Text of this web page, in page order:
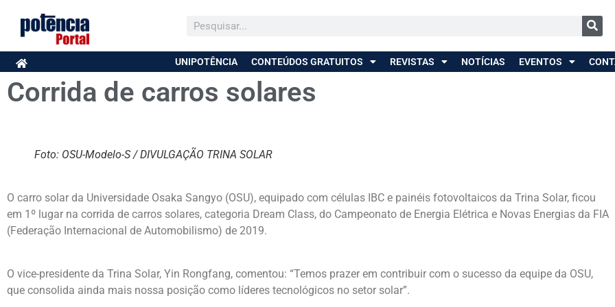
UNIPOTÊNCIA CONTEÚDOS GRATUITOS REVISTAS NOTÍCIAS EVENTOS
Corrida de carros solares
Foto: OSU-Modelo-S / DIVULGAÇÃO TRINA SOLAR
O carro solar da Universidade Osaka Sangyo (OSU), equipado com células IBC e painéis fotovoltaicos da Trina Solar, ficou
em 1º lugar na corrida de carros solares, categoria Dream Class, do Campeonato de Energia Elétrica e Novas Energias da FIA
(Federação Internacional de Automobilismo) de 2019.
O vice-presidente da Trina Solar, Yin Rongfang, comentou: “Temos prazer em contribuir com o sucesso da equipe da OSU,
que consolida ainda mais nossa posição como líderes tecnológicos no setor solar”.